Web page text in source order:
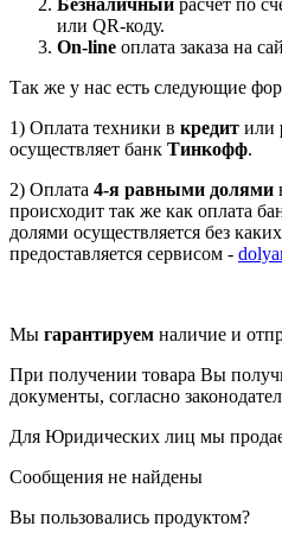
или QR-коду.
On-line оплата заказа на
Так же у нас есть следующие
1) Оплата техники в кредит или
осуществляет банк Тинкофф.
2) Оплата 4-я равными долями
происходит так же как оплата
долями осуществляется без
предоставляется сервисом -
Мы гарантируем наличие и
При получении товара Вы
документы, согласно
Для Юридических лиц мы
Сообщения не найдены
Вы пользовались продуктом?